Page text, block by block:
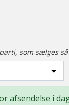
som sælges
afsendelse i